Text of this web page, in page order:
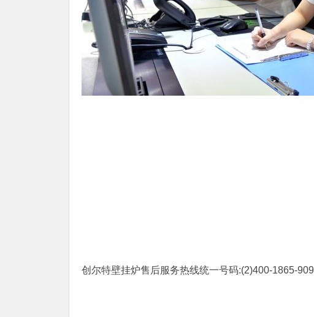
创尔特壁挂炉售后服务热线统一号码:(2)400-1865-909